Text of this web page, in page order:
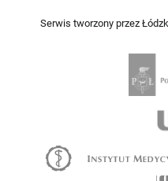
Serwis tworzony przez